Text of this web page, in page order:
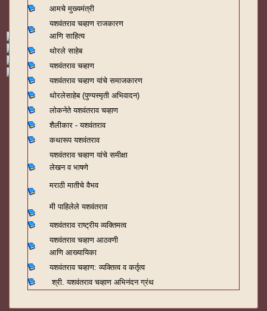
आमचे मुख्यमंत्री
यशवंतराव चव्हाण राजकारण
आणि साहित्य
थोरले साहेब
यशवंतराव चव्हाण
यशवंतराव चव्हाण यांचे समाजकारण
थोरलेसाहेब (पुण्यस्मृती अभिवादन)
लोकनेते यशवंतराव चव्हाण
शैलीकार - यशवंतराव
कथारूप यशवंतराव
यशवंतराव चव्हाण यांचे समीक्षा
लेखन व भाषणे
मराठी मातीचे वैभव
मी पाहिलेले यशवंतराव
यशवंतराव राष्ट्रीय व्यक्तिमत्व
यशवंतराव चव्हाण आठवणी
आणि आख्यायिका
यशवंतराव चव्हाण: व्यक्तित्व व कर्तृत्व
श्री. यशवंतराव चव्हाण अभिनंदन ग्रंथ